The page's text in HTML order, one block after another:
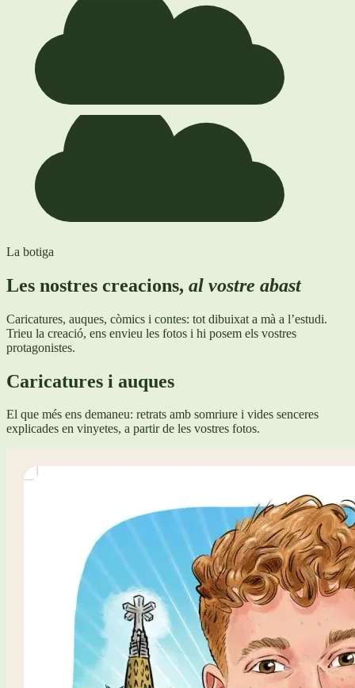
La botiga
Les nostres creacions, al vostre abast
Caricatures, auques, còmics i contes: tot dibuixat a mà a l’estudi.
Trieu la creació, ens envieu les fotos i hi posem els vostres
protagonistes.
Caricatures i auques
El que més ens demaneu: retrats amb somriure i vides senceres
explicades en vinyetes, a partir de les vostres fotos.